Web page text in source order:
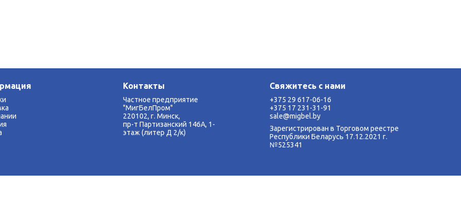
Контакты
Частное предприятие
"МигБелПром"
220102, г. Минск,
пр-т Партизанский 146А, 1-
этаж (литер Д 2/к)
Свяжитесь с нами
+375 29 617-06-16
+375 17 231-31-91
sale@migbel.by
Зарегистрирован в Торговом реестре
Республики Беларусь 17.12.2021 г.
№525341